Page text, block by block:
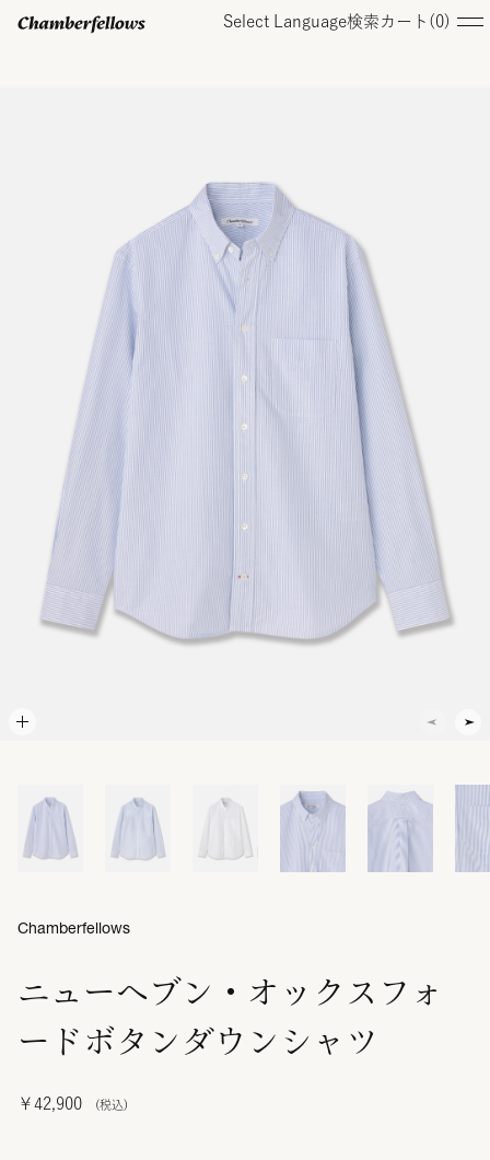
Select Language検索 カート( 0)
コレクション
お知らせ
ニューヘブン・オックスフォ
ードボタンダウンシャツ
￥42,900
Chamberfellows